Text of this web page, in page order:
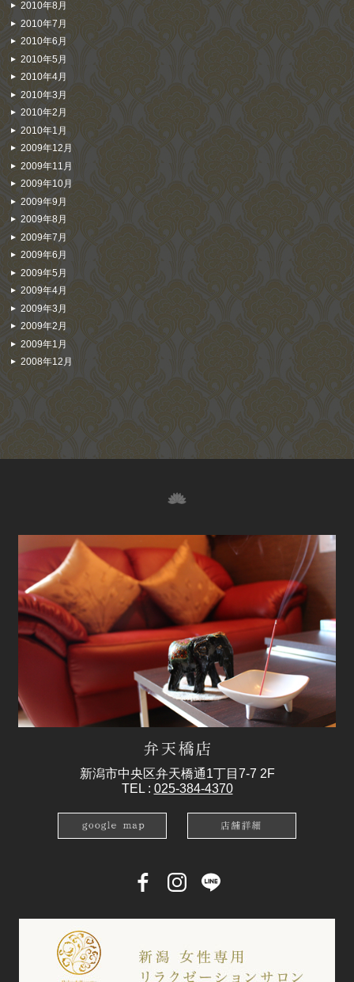
2010年8月
2010年7月
2010年6月
2010年5月
2010年4月
2010年3月
2010年2月
2010年1月
2009年12月
2009年11月
2009年10月
2009年9月
2009年8月
2009年7月
2009年6月
2009年5月
2009年4月
2009年3月
2009年2月
2009年1月
2008年12月
新潟市中央区弁天橋通1丁目7-7 2F
TEL : 025-384-4370